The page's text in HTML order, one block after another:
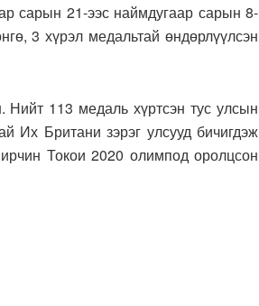
сарын 21-ээс наймдугаар сарын 8-
3 хүрэл медальтай өндөрлүүлсэн
113 медаль хүртсэн тус улсын
Британи зэрэг улсууд бичигдэж
Токои 2020 олимпод оролцсон